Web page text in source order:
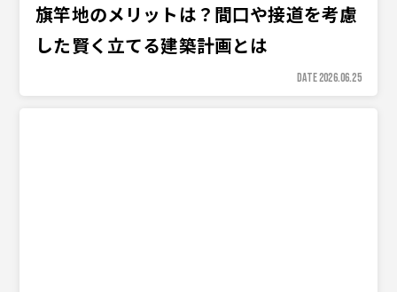
旗竿地のメリットは？間口や接道を考慮
した賢く立てる建築計画とは
DATE 2026.06.25